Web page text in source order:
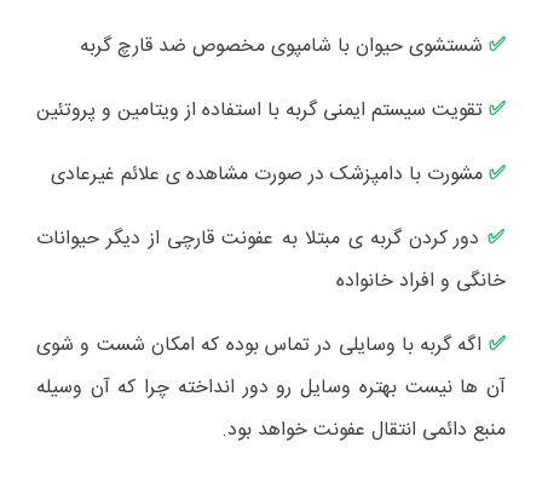
✅ شستشوی حیوان با شامپوی مخصوص ضد قارچ گربه
✅ تقویت سیستم ایمنی گربه با استفاده از ویتامین و پروتئین
✅ مشورت با دامپزشک در صورت مشاهده ی علائم غیرعادی
✅ دور کردن گربه ی مبتلا به عفونت قارچی از دیگر حیوانات
خانگی و افراد خانواده
✅ اگه گربه با وسایلی در تماس بوده که امکان شست و شوی
آن ها نیست بهتره وسایل رو دور انداخته چرا که آن وسیله
منبع دائمی انتقال عفونت خواهد بود.